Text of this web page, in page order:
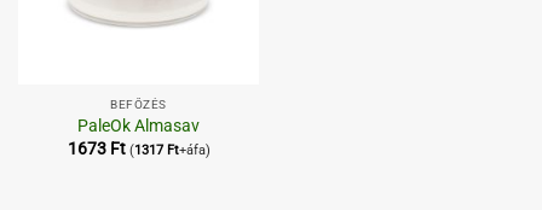
BEFŐZÉS
PaleOk Almasav
1673 Ft (1317 Ft+áfa)